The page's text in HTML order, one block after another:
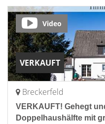
VERKAUFT
Video
Breckerfeld
VERKAUFT! Gehegt
Doppelhaushälfte mit